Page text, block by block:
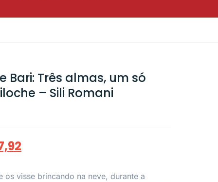
Bari: Três almas, um só
– Sili Romani
os visse brincando na neve, durante a